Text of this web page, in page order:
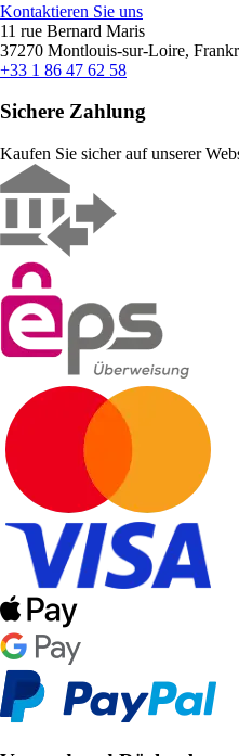
Kontaktieren Sie uns
11 rue Bernard Maris
37270 Montlouis-sur-Loire,
+33 1 86 47 62 58
Sichere Zahlung
Kaufen Sie sicher auf unserer